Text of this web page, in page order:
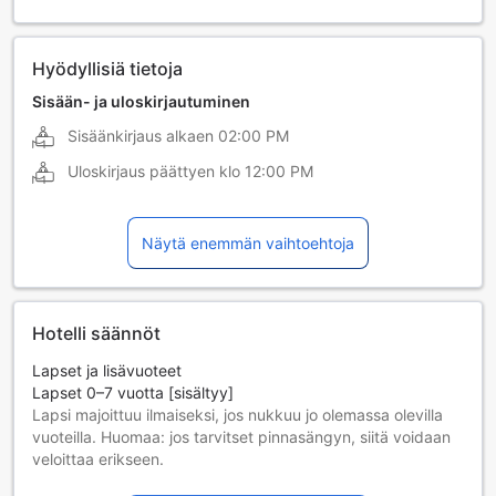
Hyödyllisiä tietoja
Sisään- ja uloskirjautuminen
Sisäänkirjaus alkaen 02:00 PM
Uloskirjaus päättyen klo 12:00 PM
Näytä enemmän vaihtoehtoja
Hotelli säännöt
Lapset ja lisävuoteet
Lapset 0–7 vuotta [sisältyy]
Lapsi majoittuu ilmaiseksi, jos nukkuu jo olemassa olevilla
vuoteilla. Huomaa: jos tarvitset pinnasängyn, siitä voidaan
veloittaa erikseen.